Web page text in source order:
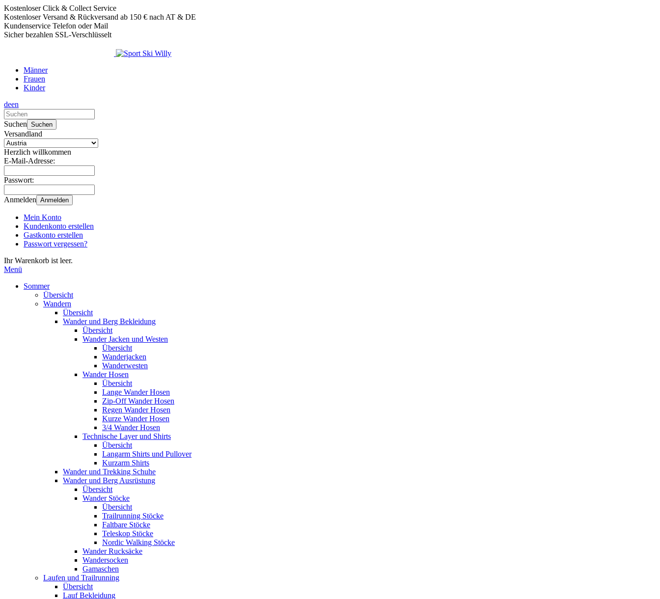
Kostenloser Click & Collect Service
Kostenloser Versand & Rückversand ab 150 € nach AT & DE
Kundenservice Telefon oder Mail
Sicher bezahlen SSL-Verschlüsselt
Männer
Frauen
Kinder
deen
die
nach
oben
unten,
um
das
können
Touch-
und
Streichgesten
verwenden.
Suchen Suchen
Versandland
Herzlich willkommen
E-Mail-Adresse:
Passwort:
Anmelden Anmelden
Mein Konto
Kundenkonto erstellen
Gastkonto erstellen
Passwort vergessen?
Ihr Warenkorb ist leer.
Menü
Sommer
Übersicht
Wandern
Übersicht
Wander und Berg Bekleidung
Übersicht
Wander Jacken und Westen
Übersicht
Wanderjacken
Wanderwesten
Wander Hosen
Übersicht
Lange Wander Hosen
Zip-Off Wander Hosen
Regen Wander Hosen
Kurze Wander Hosen
3/4 Wander Hosen
Technische Layer und Shirts
Übersicht
Langarm Shirts und Pullover
Kurzarm Shirts
Wander und Trekking Schuhe
Wander und Berg Ausrüstung
Übersicht
Wander Stöcke
Übersicht
Trailrunning Stöcke
Faltbare Stöcke
Teleskop Stöcke
Nordic Walking Stöcke
Wander Rucksäcke
Wandersocken
Gamaschen
Laufen und Trailrunning
Übersicht
Lauf Bekleidung